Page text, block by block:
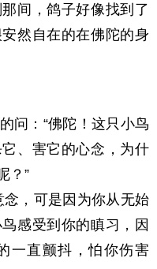
间，鸽子好像找到了
然自在的在佛陀的身
问：“佛陀！这只小鸟
、害它的心念，为什
？”
，可是因为你从无始
感受到你的瞋习，因
一直颤抖，怕你伤害